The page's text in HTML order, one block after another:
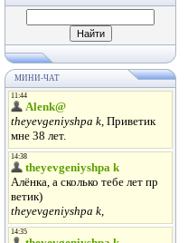
МИНИ-ЧАТ